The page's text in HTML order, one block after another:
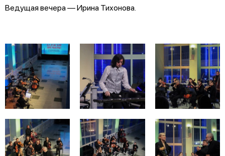
Ведущая вечера — Ирина Тихонова.